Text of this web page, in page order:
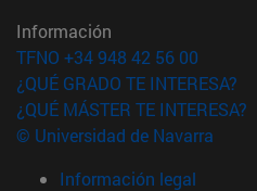
Información
TFNO +34 948 42 56 00
¿QUÉ GRADO TE INTERESA?
¿QUÉ MÁSTER TE INTERESA?
© Universidad de Navarra
Información legal